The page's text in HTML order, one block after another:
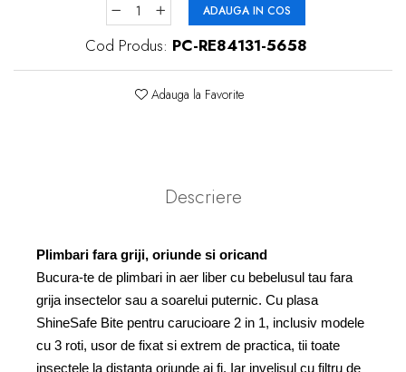
ADAUGA IN COS
Cod Produs: PC-RE84131-5658
Adauga la Favorite
Descriere
Plimbari fara griji, oriunde si oricand
Bucura-te de plimbari in aer liber cu bebelusul tau fara
grija insectelor sau a soarelui puternic. Cu plasa
ShineSafe Bite pentru carucioare 2 in 1, inclusiv modele
cu 3 roti, usor de fixat si extrem de practica, tii toate
insectele la distanta oriunde ai fi. Iar invelisul cu filtru de